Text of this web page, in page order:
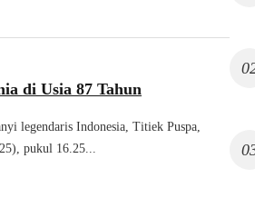
di Usia 87 Tahun
legendaris Indonesia, Titiek Puspa,
pukul 16.25...